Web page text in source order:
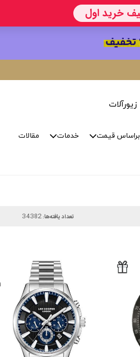
زیورآلات
براساس قیمت خدمات مقالات
تعداد یافته‌ها:34382